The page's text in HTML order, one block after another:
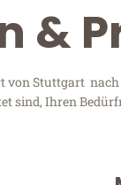
&
von Stuttgart
sind, Ihren